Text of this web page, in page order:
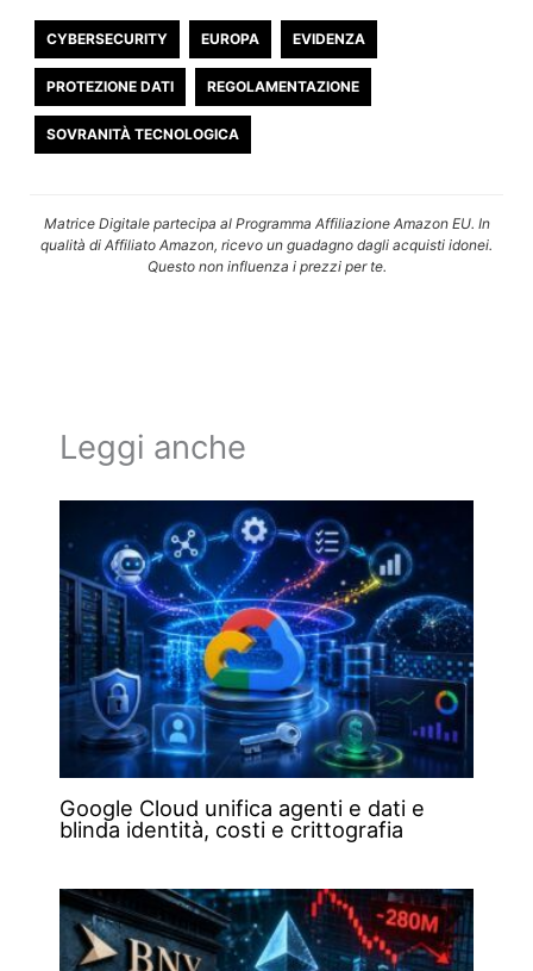
CYBERSECURITY EUROPA EVIDENZA
PROTEZIONE DATI REGOLAMENTAZIONE
SOVRANITÀ TECNOLOGICA
Matrice Digitale partecipa al Programma Affiliazione Amazon EU. In
qualità di Affiliato Amazon, ricevo un guadagno dagli acquisti idonei.
Questo non influenza i prezzi per te.
Leggi anche
Google Cloud unifica agenti e dati e
blinda identità, costi e crittografia